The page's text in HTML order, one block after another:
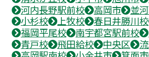
河内長野駅前校
高岡市 並
小杉校
上牧校 春日井勝川校
福岡平尾校
南宇都宮駅前校
青戸校
飛田給校 中央区